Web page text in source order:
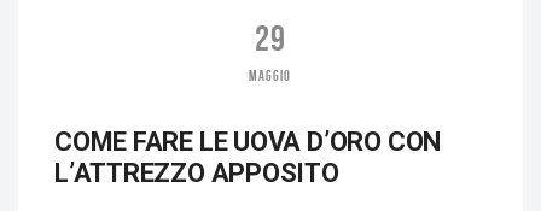
29
MAGGIO
COME FARE LE UOVA D’ORO CON
L’ATTREZZO APPOSITO